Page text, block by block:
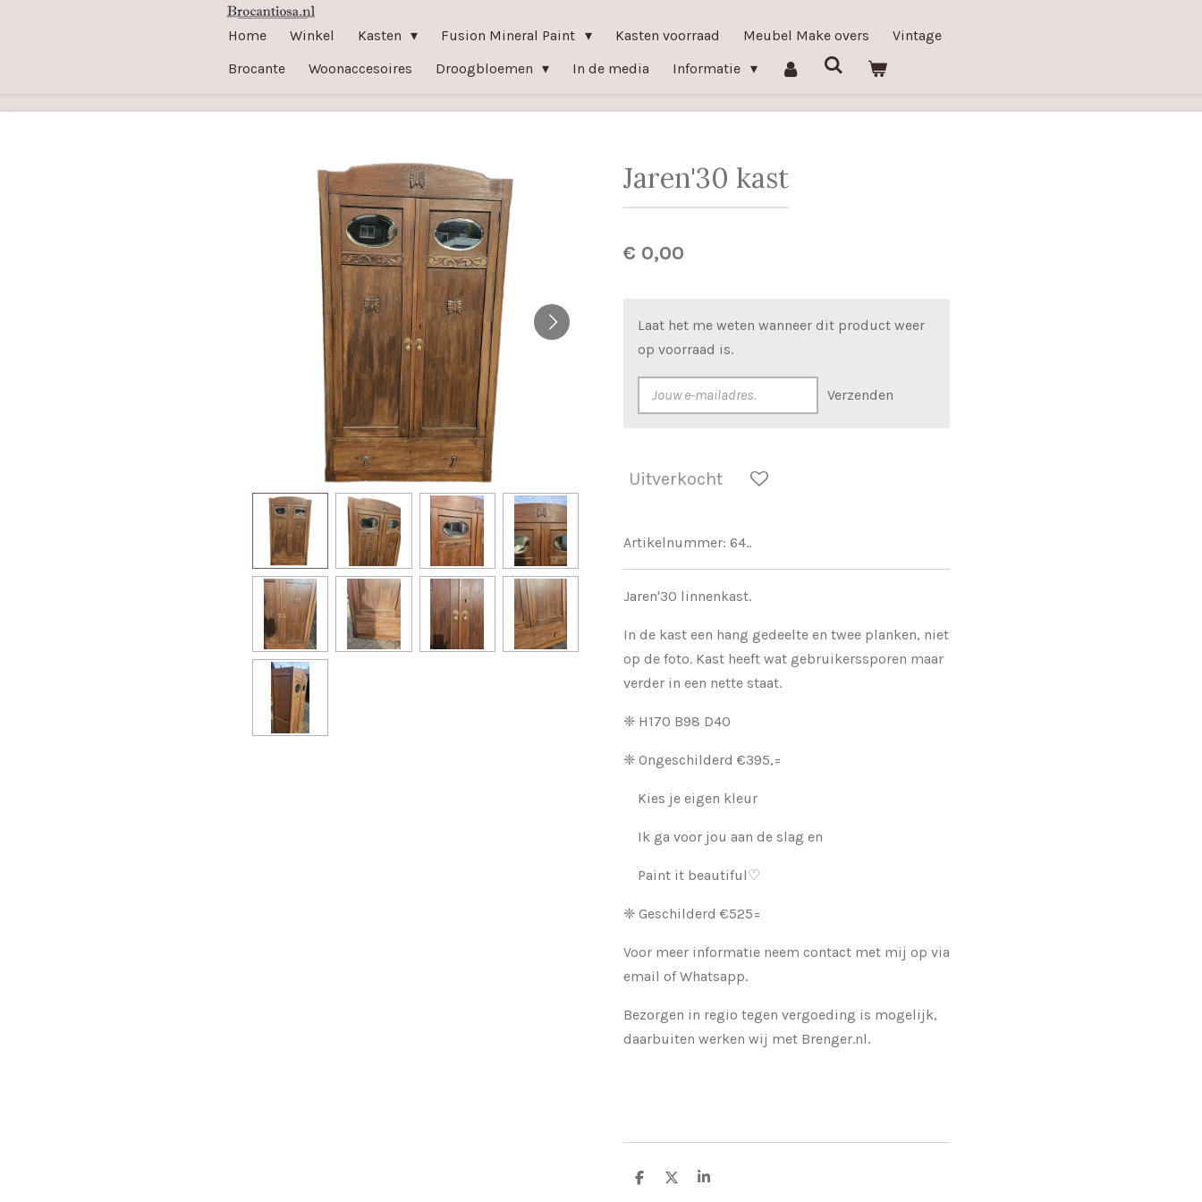
hoofdinhoud
Home Winkel Kasten Fusion Mineral Paint Kasten voorraad Meubel Make overs
Vintage
Brocante
Woonaccesoires Droogbloemen In de media Informatie
Jaren'30 kast
€ 0,00
Laat het me weten wanneer dit product weer
op voorraad is.
Verzenden
Uitverkocht
Artikelnummer: 64..
Jaren'30 linnenkast.
In de kast een hang gedeelte en twee planken, niet
op de foto. Kast heeft wat gebruikerssporen maar
verder in een nette staat.
❈ H170 B98 D40
❈ Ongeschilderd €395,=
Kies je eigen kleur
Ik ga voor jou aan de slag en
Paint it beautiful♡
❈ Geschilderd €525=
Voor meer informatie neem contact met mij op via
email of Whatsapp.
Bezorgen in regio tegen vergoeding is mogelijk,
daarbuiten werken wij met Brenger.nl.
D
D
S